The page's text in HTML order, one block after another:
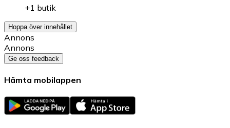
+1 butik
Hoppa över innehållet
Annons
Annons
Ge oss feedback
Hämta mobilappen